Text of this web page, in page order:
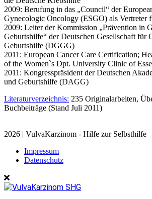
2009: Berufung in das „Council“ der
Gynecologic Oncology (ESGO) als Vertreter
2009: Leiter der Kommission „Prävention in
Geburtshilfe“ der Deutschen Gesellschaft für
Geburtshilfe (DGGG)
2011: European Cancer Care Certification;
of the Women`s Dpt. University Clinic of
2011: Kongresspräsident der Deutschen
und Geburtshilfe (DAGG)
Literaturverzeichnis: 235 Originalarbeiten,
Buchbeiträge (Stand Juli 2011)
2026 | VulvaKarzinom - Hilfe zur Selbsthilfe
Impressum
Datenschutz